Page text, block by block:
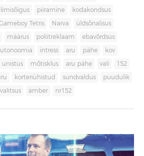
piiramine kodakondsus
Tetris Narva üldsõnalisus
määrus poliitreklaam ebavõrdsus
intress aru pähe kov
unistus mõtisklus aru pähe vali 152
korteriühistud sundvaldus puudulik
ämber nr152